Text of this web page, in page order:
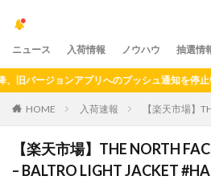
ニュース 入荷情報 ノウハウ 抽選情
ジョンアプリへのプッシュ通知を停止いた
HOME 入荷速報 【楽天市場】
【楽天市場】THE NORTH
– BALTRO LIGHT JACKET